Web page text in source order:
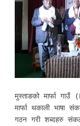
मुस्ताङको मार्फा गाउँ
मार्फा थकाली भाषा
गठन गरी शब्दहरु